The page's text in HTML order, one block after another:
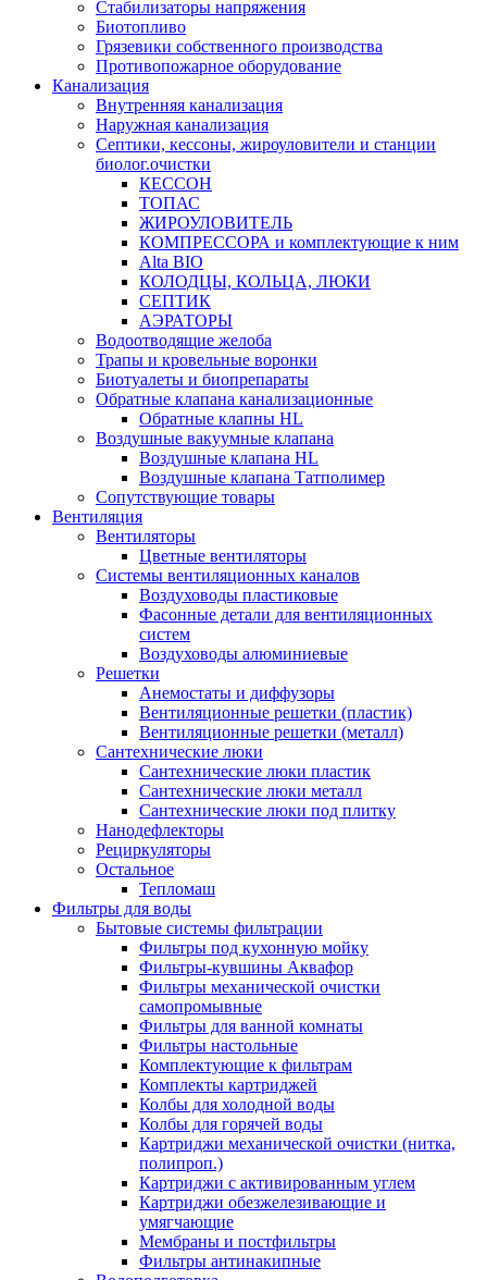
Стабилизаторы напряжения
Биотопливо
Грязевики собственного производства
Противопожарное оборудование
Канализация
Внутренняя канализация
Наружная канализация
Септики, кессоны, жироуловители и станции
биолог.очистки
КЕССОН
ТОПАС
ЖИРОУЛОВИТЕЛЬ
КОМПРЕССОРА и комплектующие к ним
Alta BIO
КОЛОДЦЫ, КОЛЬЦА, ЛЮКИ
СЕПТИК
АЭРАТОРЫ
Водоотводящие желоба
Трапы и кровельные воронки
Биотуалеты и биопрепараты
Обратные клапана канализационные
Обратные клапны HL
Воздушные вакуумные клапана
Воздушные клапана HL
Воздушные клапана Татполимер
Сопутствующие товары
Вентиляция
Вентиляторы
Цветные вентиляторы
Системы вентиляционных каналов
Воздуховоды пластиковые
Фасонные детали для вентиляционных
систем
Воздуховоды алюминиевые
Решетки
Анемостаты и диффузоры
Вентиляционные решетки (пластик)
Вентиляционные решетки (металл)
Сантехнические люки
Сантехнические люки пластик
Сантехнические люки металл
Сантехнические люки под плитку
Нанодефлекторы
Рециркуляторы
Остальное
Тепломаш
Фильтры для воды
Бытовые системы фильтрации
Фильтры под кухонную мойку
Фильтры-кувшины Аквафор
Фильтры механической очистки
самопромывные
Фильтры для ванной комнаты
Фильтры настольные
Комплектующие к фильтрам
Комплекты картриджей
Колбы для холодной воды
Колбы для горячей воды
Картриджи механической очистки (нитка,
полипроп.)
Картриджи с активированным углем
Картриджи обезжелезивающие и
умягчающие
Мембраны и постфильтры
Фильтры антинакипные